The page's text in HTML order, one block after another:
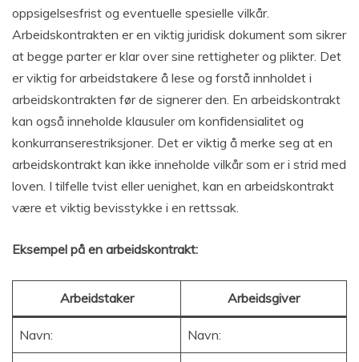
oppsigelsesfrist og eventuelle spesielle vilkår.
Arbeidskontrakten er en viktig juridisk dokument som sikrer
at begge parter er klar over sine rettigheter og plikter. Det
er viktig for arbeidstakere å lese og forstå innholdet i
arbeidskontrakten før de signerer den. En arbeidskontrakt
kan også inneholde klausuler om konfidensialitet og
konkurranserestriksjoner. Det er viktig å merke seg at en
arbeidskontrakt kan ikke inneholde vilkår som er i strid med
loven. I tilfelle tvist eller uenighet, kan en arbeidskontrakt
være et viktig bevisstykke i en rettssak.
Eksempel på en arbeidskontrakt:
Arbeidstaker Arbeidsgiver
Navn: Navn: